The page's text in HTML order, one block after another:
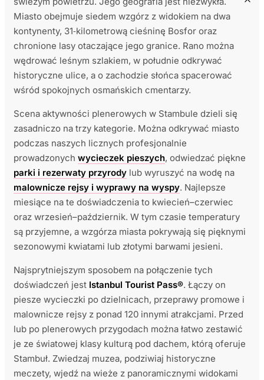
Miasto obejmuje siedem wzgórz z widokiem na dwa
kontynenty, 31‑kilometrową cieśninę Bosfor oraz
chronione lasy otaczające jego granice. Rano można
wędrować leśnym szlakiem, w południe odkrywać
historyczne ulice, a o zachodzie słońca spacerować
wśród spokojnych osmańskich cmentarzy.
Scena aktywności plenerowych w Stambule dzieli się
zasadniczo na trzy kategorie. Można odkrywać miasto
podczas naszych licznych profesjonalnie
prowadzonych wycieczek pieszych, odwiedzać piękne
parki i rezerwaty przyrody lub wyruszyć na wodę na
malownicze rejsy i wyprawy na wyspy. Najlepsze
miesiące na te doświadczenia to kwiecień–czerwiec
oraz wrzesień–październik. W tym czasie temperatury
są przyjemne, a wzgórza miasta pokrywają się pięknymi
sezonowymi kwiatami lub złotymi barwami jesieni.
Najsprytniejszym sposobem na połączenie tych
doświadczeń jest Istanbul Tourist Pass®. Łączy on
piesze wycieczki po dzielnicach, przeprawy promowe i
malownicze rejsy z ponad 120 innymi atrakcjami. Przed
lub po plenerowych przygodach można łatwo zestawić
je ze światowej klasy kulturą pod dachem, którą oferuje
Stambuł. Zwiedzaj muzea, podziwiaj historyczne
meczety, wjedź na wieże z panoramicznymi widokami